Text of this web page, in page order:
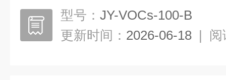
型号： JY-VOCs-100-B
更新时间： 2026-06-18 | 阅